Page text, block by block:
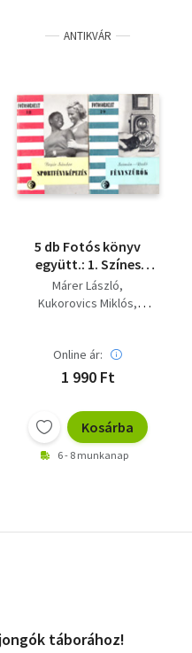
ANTIKVÁR
5 db Fotós könyv
együtt.: 1. Színes
fényképezés, 2.
Kisfilmes fényképezés,
fotopapírok
Márer László
Kukorovics Miklós
Online ár:
1 990 Ft
Kosárba
6 - 8 munkanap
táborához!